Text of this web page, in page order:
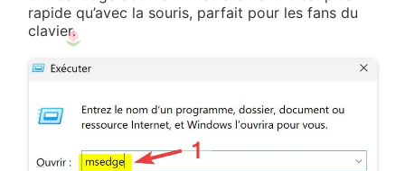
rapide qu’avec la souris, parfait pour les fans du
clavier.